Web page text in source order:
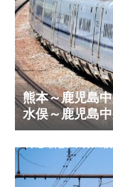
熊本～鹿児島
水俣～鹿児島
九州新幹線臨